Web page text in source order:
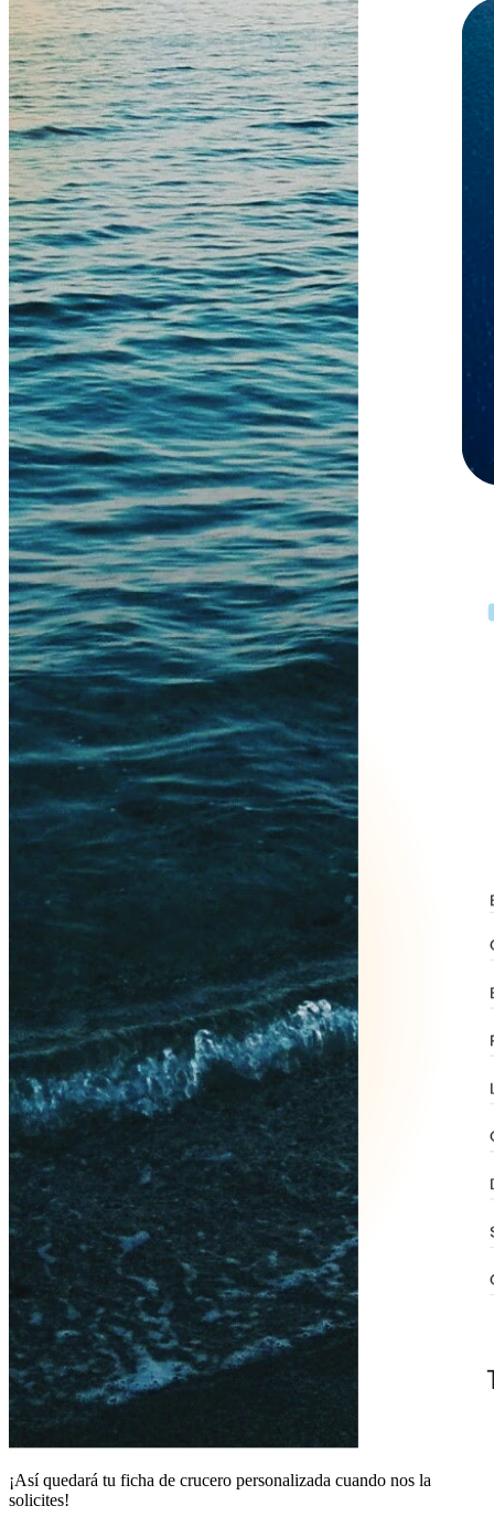
¡Así quedará tu ficha de crucero personalizada cuando nos la
solicites!